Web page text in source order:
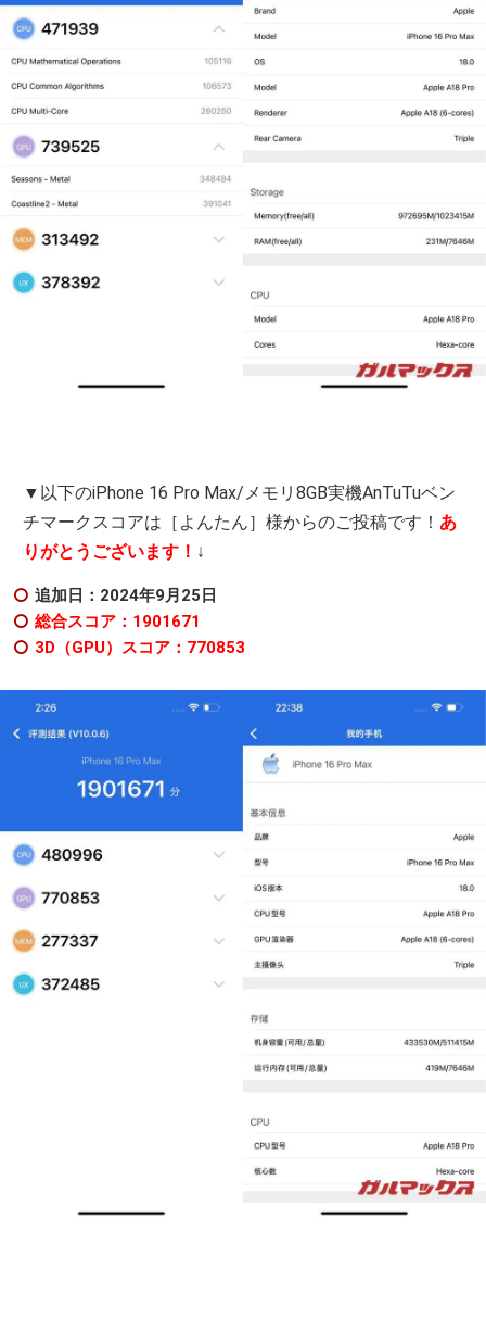
▼以下のiPhone 16 Pro Max/メモリ8GB実機AnTuTuベン
チマークスコアは［よんたん］様からのご投稿です！ あ
りがとうございます！ ↓
追加日：2024年9月25日
総合スコア：1901671
3D（GPU）スコア：770853